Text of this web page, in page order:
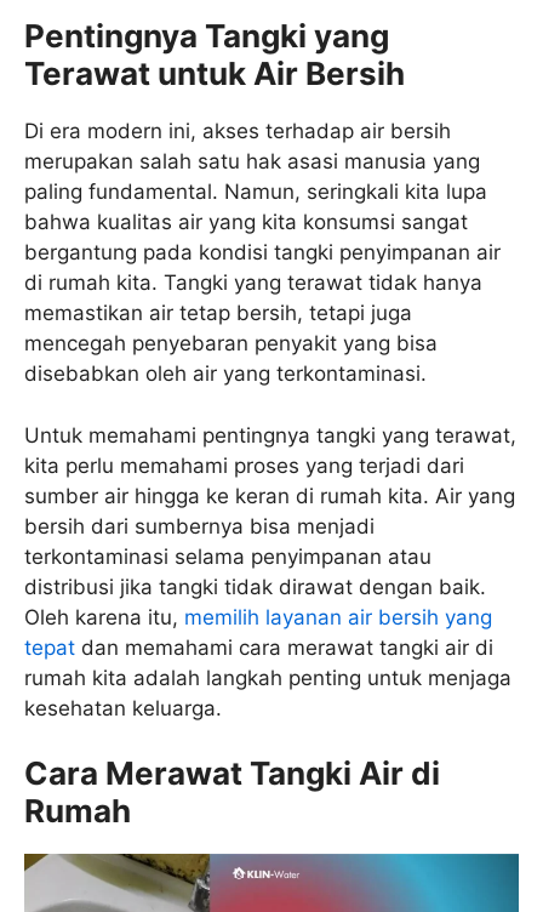
Pentingnya Tangki yang
Terawat untuk Air Bersih
Di era modern ini, akses terhadap air bersih
merupakan salah satu hak asasi manusia yang
paling fundamental. Namun, seringkali kita lupa
bahwa kualitas air yang kita konsumsi sangat
bergantung pada kondisi tangki penyimpanan air
di rumah kita. Tangki yang terawat tidak hanya
memastikan air tetap bersih, tetapi juga
mencegah penyebaran penyakit yang bisa
disebabkan oleh air yang terkontaminasi.
Untuk memahami pentingnya tangki yang terawat,
kita perlu memahami proses yang terjadi dari
sumber air hingga ke keran di rumah kita. Air yang
bersih dari sumbernya bisa menjadi
terkontaminasi selama penyimpanan atau
distribusi jika tangki tidak dirawat dengan baik.
Oleh karena itu, memilih layanan air bersih yang
tepat dan memahami cara merawat tangki air di
rumah kita adalah langkah penting untuk menjaga
kesehatan keluarga.
Cara Merawat Tangki Air di
Rumah